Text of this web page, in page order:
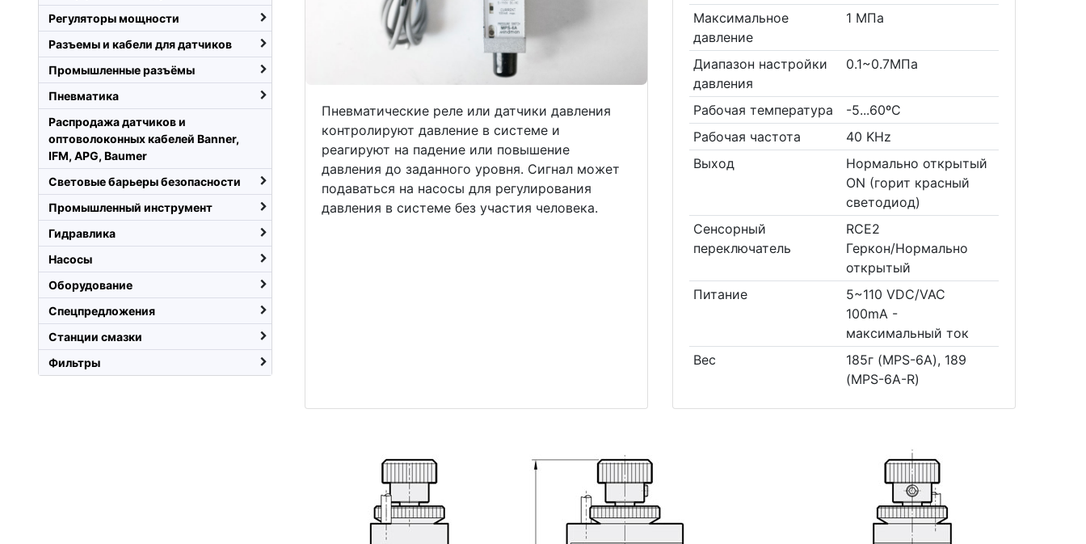
Пневматические реле или датчики давления
контролируют давление в системе и
реагируют на падение или повышение
давления до заданного уровня. Сигнал может
подаваться на насосы для регулирования
давления в системе без участия человека.
Максимальное
давление
1 МПа
Диапазон настройки
давления
0.1~0.7МПа
Рабочая температура
-5...60ºС
Рабочая частота
40 KHz
Выход
Нормально открытый
ON (горит красный
светодиод)
Сенсорный
переключатель
RCE2
Геркон/Нормально
открытый
Питание
5~110 VDC/VAC
100mA -
максимальный ток
Вес
185г (MPS-6A), 189
(MPS-6A-R)
Регуляторы мощности
Разъемы и кабели для датчиков
Промышленные разъёмы
Пневматика
Распродажа датчиков и
оптоволоконных кабелей Banner,
IFM, APG, Baumer
Световые барьеры безопасности
Промышленный инструмент
Гидравлика
Насосы
Оборудование
Спецпредложения
Станции смазки
Фильтры